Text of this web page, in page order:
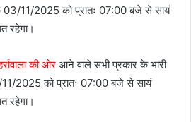
03/11/2025 को प्रातः 07:00 बजे से सायं
रहेगा।
की ओर आने वाले सभी प्रकार के भारी
11/2025 को प्रातः 07:00 बजे से सायं
रहेगा।